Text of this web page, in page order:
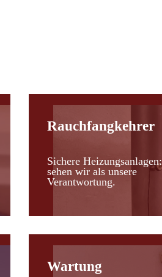
Rauchfangkehrer
Sichere Heizungsanlagen:
sehen wir als unsere
Verantwortung.
Wartung